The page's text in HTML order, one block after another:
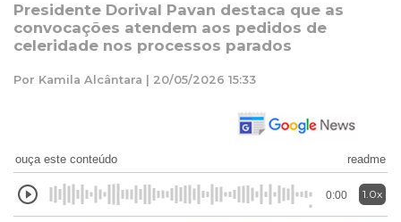
Presidente Dorival Pavan destaca que as
convocações atendem aos pedidos de
celeridade nos processos parados
Por Kamila Alcântara | 20/05/2026 15:33
ouça este conteúdo readme
0:00 1.0x